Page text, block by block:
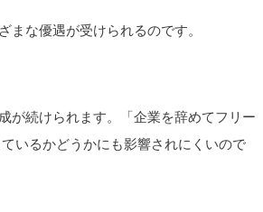
な優遇が受けられるのです。
が続けられます。「企業を辞めてフリー
いるかどうかにも影響されにくいので